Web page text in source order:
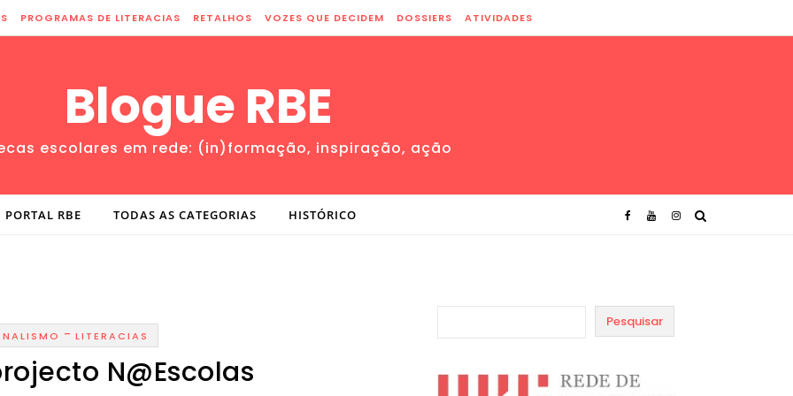
PROGRAMAS DE LITERACIAS RETALHOS VOZES QUE DECIDEM DOSSIERS ATIVIDADES
Blogue RBE
escolares em rede: (in)formação, inspiração, ação
PORTAL RBE TODAS AS CATEGORIAS HISTÓRICO
- LITERACIAS
N@Escolas
Pesquisar